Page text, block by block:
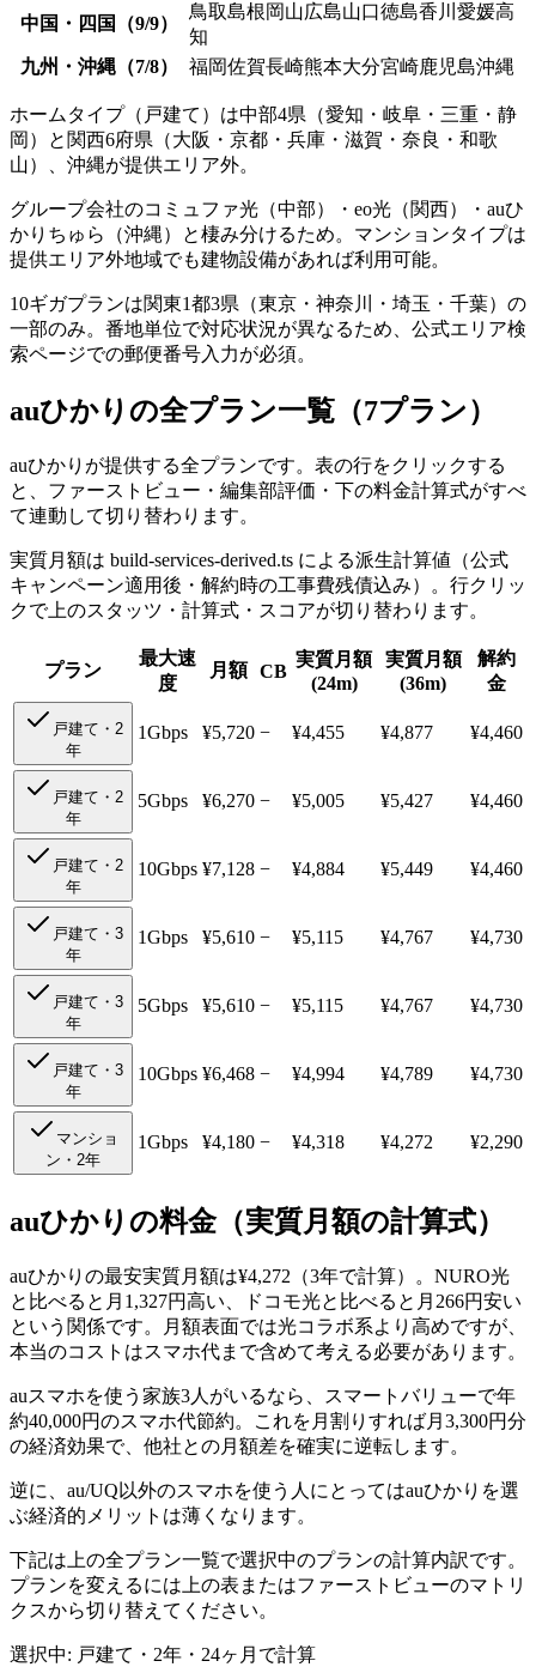
中国・四国（9/9）
鳥取島根岡山広島山口徳島香川 愛媛高
知
九州・沖縄（7/8）
福岡佐賀長崎熊本大分宮崎鹿児島沖縄
ホームタイプ（戸建て）は中部4県（愛知・岐阜・三重・静
岡）と関西6府県（大阪・京都・兵庫・滋賀・奈良・和歌
山）、沖縄が提供エリア外。
グループ会社のコミュファ光（中部）・eo光（関西）・auひ
かりちゅら（沖縄）と棲み分けるため。マンションタイプは
提供エリア外地域でも建物設備があれば利用可能。
10ギガプランは関東1都3県（東京・神奈川・埼玉・千葉）の
一部のみ。番地単位で対応状況が異なるため、公式エリア検
索ページでの郵便番号入力が必須。
auひかり の全プラン一覧（7プラン）
auひかり が提供する全プランです。表の行をクリックする
と、ファーストビュー・編集部評価・下の料金計算式がすべ
て連動して切り替わります。
実質月額は build-services-derived.ts による派生計算値（公式
キャンペーン適用後・解約時の工事費残債込み）。行クリッ
クで上のスタッツ・計算式・スコアが切り替わります。
プラン
最大速
度
月額 CB
実質月額
(24m)
実質月額
(36m)
解約
金
戸建て・2
年
1Gbps ¥5,720 − ¥4,455 ¥4,877 ¥4,460
戸建て・2
年
5Gbps ¥6,270 − ¥5,005 ¥5,427 ¥4,460
戸建て・2
年
10Gbps ¥7,128 − ¥4,884 ¥5,449 ¥4,460
戸建て・3
年
1Gbps ¥5,610 − ¥5,115 ¥4,767 ¥4,730
戸建て・3
年
5Gbps ¥5,610 − ¥5,115 ¥4,767 ¥4,730
戸建て・3
年
10Gbps ¥6,468 − ¥4,994 ¥4,789 ¥4,730
マンショ
ン・2年
1Gbps ¥4,180 − ¥4,318 ¥4,272 ¥2,290
auひかり の料金（実質月額の計算式）
auひかりの最安実質月額は¥4,272（3年で計算）。NURO光
と比べると月1,327円高い、ドコモ光と比べると月266円安い
という関係です。月額表面では光コラボ系より高めですが、
本当のコストはスマホ代まで含めて考える必要があります。
auスマホを使う家族3人がいるなら、スマートバリューで年
約40,000円のスマホ代節約。これを月割りすれば月3,300円分
の経済効果で、他社との月額差を確実に逆転します。
逆に、au/UQ以外のスマホを使う人にとってはauひかりを選
ぶ経済的メリットは薄くなります。
下記は上の全プラン一覧で選択中のプランの計算内訳です。
プランを変えるには上の表またはファーストビューのマトリ
クスから切り替えてください。
選択中: 戸建て・2年 ・ 24ヶ月で計算